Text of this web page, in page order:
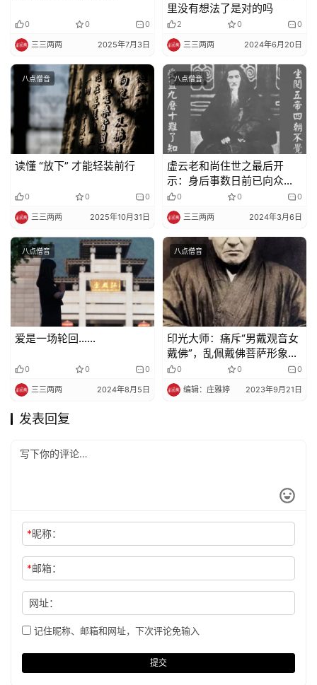
0 0 0
三三两两 2025年7月3日
里没有想法了是对的吗
2 0 0
三三两两 2024年6月20日
八点僧音
读懂 “放下” 才能轻装前行
0 0 0
三三两两 2025年10月31日
八点僧音
虚云老和尚住世之最后开
示：身后事数日前已向众说
过，不必赘言，今问我最后
语只有……
0 0 0
三三两两 2024年3月6日
八点僧音
爱是一场轮回……
0 0 0
三三两两 2024年8月5日
八点僧音
印光大师：痛斥“男戴观音女
戴佛”，乱佩戴佛菩萨形象不
得福反造罪业！（随喜转
发）
0 0 0
编辑：庄雅婷 2023年9月21日
发表回复
*昵称：
*邮箱：
网址：
记住昵称、邮箱和网址，下次评论免输入
提交